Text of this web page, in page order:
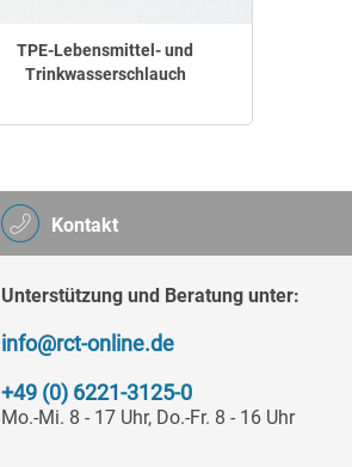
TPE-Lebensmittel- und
Trinkwasserschlauch
Kontakt
Unterstützung und Beratung unter:
info@rct-online.de
+49 (0) 6221-3125-0
Mo.-Mi. 8 - 17 Uhr, Do.-Fr. 8 - 16 Uhr